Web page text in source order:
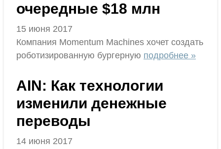
очередные $18 млн
15 июня 2017
Компания Momentum Machines хочет создать
роботизированную бургерную подробнее »
AIN: Как технологии
изменили денежные
переводы
14 июня 2017